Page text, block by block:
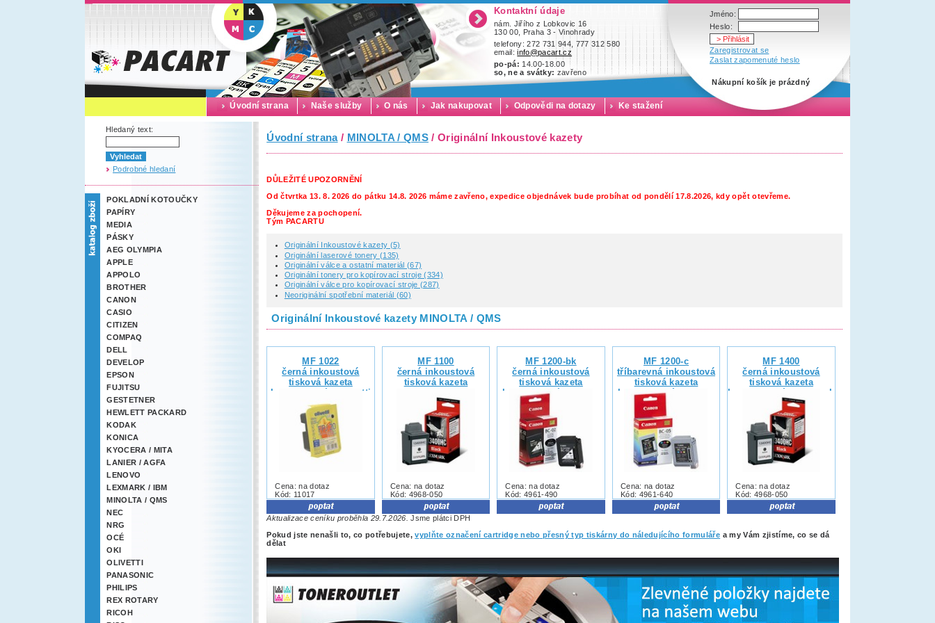
Kontaktní údaje
nám. Jiřího z Lobkovic 16
130 00, Praha 3 - Vinohrady
telefony: 272 731 944, 777 312 580
email:info@pacart.cz
po-pá: 14.00-18.00
so, ne a svátky: zavřeno
Úvodní strana Naše služby O nás Jak nakupovat Odpovědi na dotazy Ke stažení
Hledaný text:
Podrobné hledaní
POKLADNÍ KOTOUČKY
PAPÍRY
MEDIA
PÁSKY
AEG OLYMPIA
APPLE
APPOLO
BROTHER
CANON
CASIO
CITIZEN
COMPAQ
DELL
DEVELOP
EPSON
FUJITSU
GESTETNER
HEWLETT PACKARD
KODAK
KONICA
KYOCERA / MITA
LANIER / AGFA
LENOVO
LEXMARK / IBM
MINOLTA / QMS
NEC
NRG
OCÉ
OKI
OLIVETTI
PANASONIC
PHILIPS
REX ROTARY
RICOH
Úvodní strana/ MINOLTA / QMS/ Originální Inkoustové kazety
DŮLEŽITÉ UPOZORNĚNÍ
Od čtvrtka 13. 8. 2026 do pátku 14.8. 2026 máme zavřeno, expedice objednávek bude probíhat od pondělí 17.8.2026, kdy opět otevřeme.
Děkujeme za pochopení.
Tým PACARTU
Originální Inkoustové kazety (5)
Originální laserové tonery (135)
Originální válce a ostatní materiál (67)
Originální tonery pro kopírovací stroje (334)
Originální válce pro kopírovací stroje (287)
Neoriginální spotřební materiál (60)
Originální Inkoustové kazety MINOLTA / QMS
MF 1022
černá inkoustová
tisková kazeta
kompatibilní s Olivetti
84431W
Cena: na dotaz
Kód: 11017
MF 1100
černá inkoustová
tisková kazeta
Cena: na dotaz
Kód: 4968-050
MF 1200-bk
černá inkoustová
tisková kazeta
kompatibilní s Canon
BC-02
Cena: na dotaz
Kód: 4961-490
MF 1200-c
tříbarevná inkoustová
tisková kazeta
kompatibilní s Canon
BC-05
Cena: na dotaz
Kód: 4961-640
MF 1400
černá inkoustová
tisková kazeta
kompatibilní s Lexmark
13400HC
Cena: na dotaz
Kód: 4968-050
Aktualizace ceníku proběhla 29.7.2026. Jsme plátci DPH
Pokud jste nenašli to, co potřebujete,vyplňte označení cartridge nebo přesný typ tiskárny do náledujícího formuláře a my Vám zjistíme, co se dá
dělat
Nákupní košík je prázdný
Jméno:
Heslo:
Zaregistrovat se
Zaslat zapomenuté heslo